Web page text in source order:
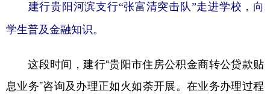
建行贵阳河滨支行“张富清突击队”走进学校，向
学生普及金融知识。
这段时间，建行“贵阳市住房公积金商转公贷款贴
息业务”咨询及办理正如火如荼开展。在业务办理过程